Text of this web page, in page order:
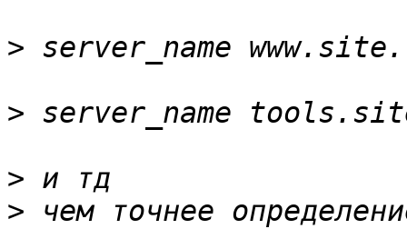
>
>
>
> чем точнее